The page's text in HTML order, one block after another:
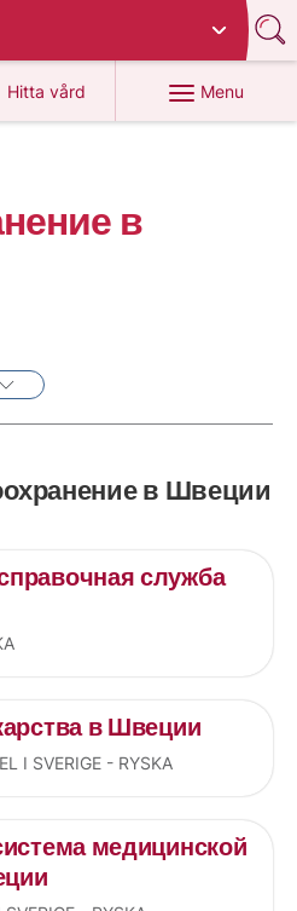
Hitta vård
at 1177.se
Menu
в
в Швеции
служба
в Швеции
I SVERIGE - RYSKA
медицинской